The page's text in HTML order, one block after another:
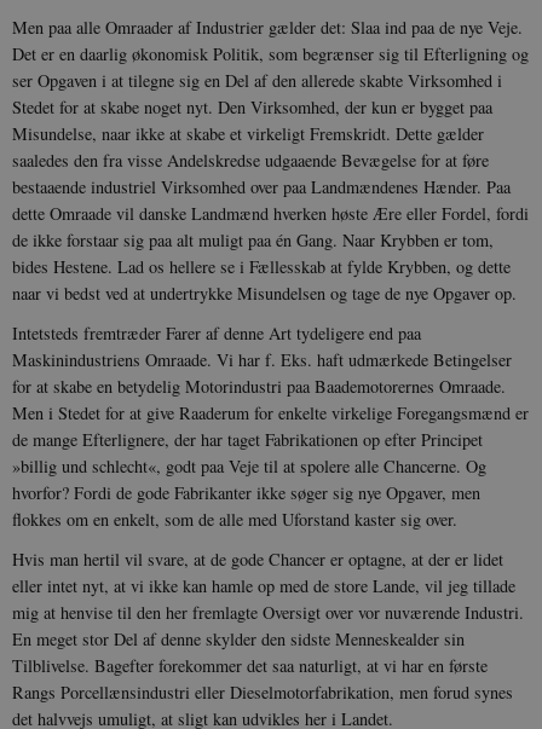
Men paa alle Omraader af Industrier gælder det: Slaa ind paa de nye Veje.
Det er en daarlig økonomisk Politik, som begrænser sig til Efterligning og
ser Opgaven i at tilegne sig en Del af den allerede skabte Virksomhed i
Stedet for at skabe noget nyt. Den Virksomhed, der kun er bygget paa
Misundelse, naar ikke at skabe et virkeligt Fremskridt. Dette gælder
saaledes den fra visse Andelskredse udgaaende Bevægelse for at føre
bestaaende industriel Virksomhed over paa Landmændenes Hænder. Paa
dette Omraade vil danske Landmænd hverken høste Ære eller Fordel, fordi
de ikke forstaar sig paa alt muligt paa én Gang. Naar Krybben er tom,
bides Hestene. Lad os hellere se i Fællesskab at fylde Krybben, og dette
naar vi bedst ved at undertrykke Misundelsen og tage de nye Opgaver op.
Intetsteds fremtræder Farer af denne Art tydeligere end paa
Maskinindustriens Omraade. Vi har f. Eks. haft udmærkede Betingelser
for at skabe en betydelig Motorindustri paa Baademotorernes Omraade.
Men i Stedet for at give Raaderum for enkelte virkelige Foregangsmænd er
de mange Efterlignere, der har taget Fabrikationen op efter Principet
»billig und schlecht«, godt paa Veje til at spolere alle Chancerne. Og
hvorfor? Fordi de gode Fabrikanter ikke søger sig nye Opgaver, men
flokkes om en enkelt, som de alle med Uforstand kaster sig over.
Hvis man hertil vil svare, at de gode Chancer er optagne, at der er lidet
eller intet nyt, at vi ikke kan hamle op med de store Lande, vil jeg tillade
mig at henvise til den her fremlagte Oversigt over vor nuvæ­rende Industri.
En meget stor Del af denne skylder den sidste Menneskealder sin
Tilblivelse. Bagefter forekommer det saa naturligt, at vi har en første
Rangs Porcellænsindustri eller Dieselmotorfabrikation, men forud synes
det halvvejs umuligt, at sligt kan udvikles her i Landet.
CloudFront-
Created-At
Session
_gat_UA-
8822943-1
.danmarkshistorien.dk
58
sekunder